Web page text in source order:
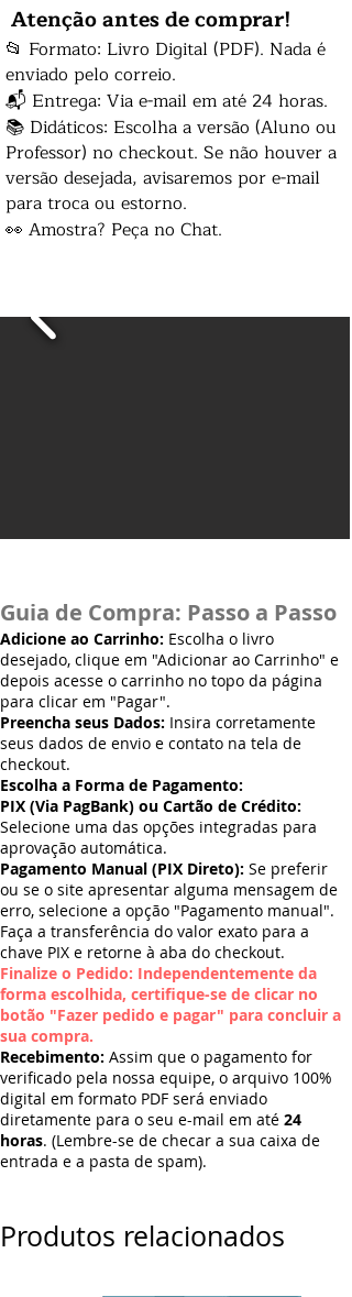
Atenção antes de comprar!
📂 Formato: Livro Digital (PDF). Nada é
enviado pelo correio.
📬 Entrega: Via e-mail em até 24 horas.
📚 Didáticos: Escolha a versão (Aluno ou
Professor) no checkout. Se não houver a
versão desejada, avisaremos por e-mail
para troca ou estorno.
👀 Amostra? Peça no Chat.
Guia de Compra: Passo a Passo
Adicione ao Carrinho: Escolha o livro
desejado, clique em "Adicionar ao Carrinho" e
depois acesse o carrinho no topo da página
para clicar em "Pagar".
Preencha seus Dados: Insira corretamente
seus dados de envio e contato na tela de
checkout.
Escolha a Forma de Pagamento:
PIX (Via PagBank) ou Cartão de Crédito:
Selecione uma das opções integradas para
aprovação automática.
Pagamento Manual (PIX Direto): Se preferir
ou se o site apresentar alguma mensagem de
erro, selecione a opção "Pagamento manual".
Faça a transferência do valor exato para a
chave PIX e retorne à aba do checkout.
Finalize o Pedido: Independentemente da
forma escolhida, certifique-se de clicar no
botão "Fazer pedido e pagar" para concluir a
sua compra.
Recebimento: Assim que o pagamento for
verificado pela nossa equipe, o arquivo 100%
digital em formato PDF será enviado
diretamente para o seu e-mail em até 24
horas. (Lembre-se de checar a sua caixa de
entrada e a pasta de spam).
Produtos relacionados